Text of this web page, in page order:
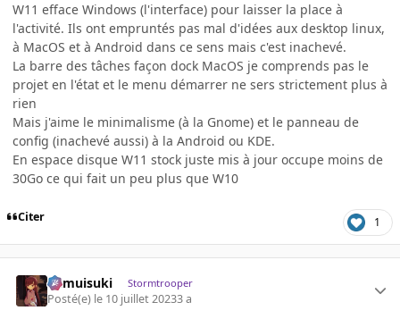
W11 efface Windows (l'interface) pour laisser la place à
l'activité. Ils ont empruntés pas mal d'idées aux desktop linux,
à MacOS et à Android dans ce sens mais c'est inachevé.
La barre des tâches façon dock MacOS je comprends pas le
projet en l'état et le menu démarrer ne sers strictement plus à
rien
Mais j'aime le minimalisme (à la Gnome) et le panneau de
config (inachevé aussi) à la Android ou KDE.
En espace disque W11 stock juste mis à jour occupe moins de
30Go ce qui fait un peu plus que W10
Citer 1
kamuisuki Stormtrooper
Posté(e) le 10 juillet 20233 a